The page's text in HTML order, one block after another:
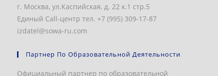
г. Москва, ул.Каспийская, д. 22 к.1 стр.5
Единый Call-центр тел. +7 (995) 309-17-87
izdatel@sowa-ru.com
Партнер По Образовательной Деятельности
Официальный партнер по образовательной